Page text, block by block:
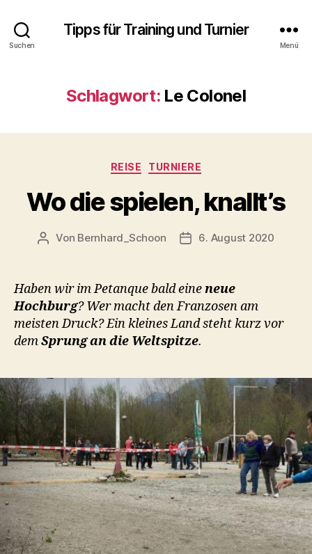
Suchen
Tipps für Training und Turnier
Menü
Schlagwort: Le Colonel
Kategorien
REISE TURNIERE
Wo die spielen, knallt’s
Beitragsautor
Von Bernhard_Schoon Veröffentlichungsdatum
6. August 2020
Haben wir im Petanque bald eineneue
Hochburg? Wer macht den Franzosen am
meisten Druck? Ein kleines Land steht kurz vor
demSprung an die Weltspitze.